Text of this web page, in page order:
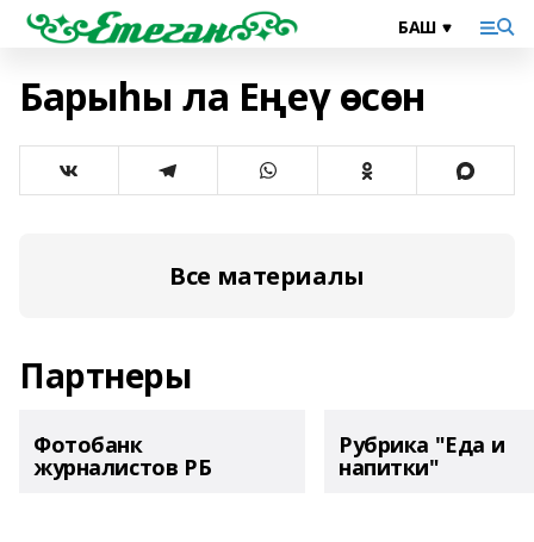
Барыһы ла Еңеү өсөн
Все материалы
Партнеры
Фотобанк
журналистов РБ
Рубрика "Еда и
напитки"